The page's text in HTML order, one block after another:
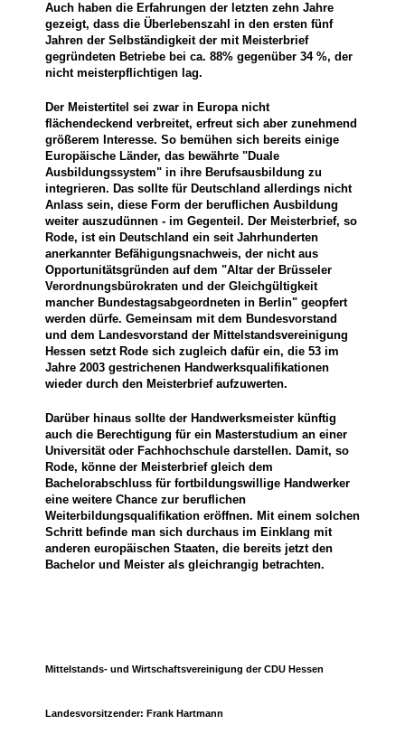
Auch haben die Erfahrungen der letzten zehn Jahre
gezeigt, dass die Überlebenszahl in den ersten fünf
Jahren der Selbständigkeit der mit Meisterbrief
gegründeten Betriebe bei ca. 88% gegenüber 34 %, der
nicht meisterpflichtigen lag.
Der Meistertitel sei zwar in Europa nicht
flächendeckend verbreitet, erfreut sich aber zunehmend
größerem Interesse. So bemühen sich bereits einige
Europäische Länder, das bewährte "Duale
Ausbildungssystem" in ihre Berufsausbildung zu
integrieren. Das sollte für Deutschland allerdings nicht
Anlass sein, diese Form der beruflichen Ausbildung
weiter auszudünnen - im Gegenteil. Der Meisterbrief, so
Rode, ist ein Deutschland ein seit Jahrhunderten
anerkannter Befähigungsnachweis, der nicht aus
Opportunitätsgründen auf dem "Altar der Brüsseler
Verordnungsbürokraten und der Gleichgültigkeit
mancher Bundestagsabgeordneten in Berlin" geopfert
werden dürfe. Gemeinsam mit dem Bundesvorstand
und dem Landesvorstand der Mittelstandsvereinigung
Hessen setzt Rode sich zugleich dafür ein, die 53 im
Jahre 2003 gestrichenen Handwerksqualifikationen
wieder durch den Meisterbrief aufzuwerten.
Darüber hinaus sollte der Handwerksmeister künftig
auch die Berechtigung für ein Masterstudium an einer
Universität oder Fachhochschule darstellen. Damit, so
Rode, könne der Meisterbrief gleich dem
Bachelorabschluss für fortbildungswillige Handwerker
eine weitere Chance zur beruflichen
Weiterbildungsqualifikation eröffnen. Mit einem solchen
Schritt befinde man sich durchaus im Einklang mit
anderen europäischen Staaten, die bereits jetzt den
Bachelor und Meister als gleichrangig betrachten.
Mittelstands- und Wirtschaftsvereinigung der CDU Hessen
Landesvorsitzender: Frank Hartmann